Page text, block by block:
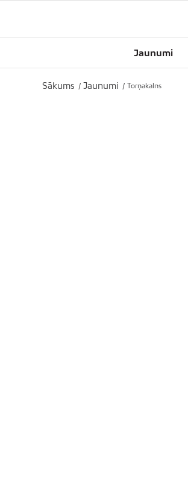
Jaunumi
Sākums / Jaunumi / Torņakalns